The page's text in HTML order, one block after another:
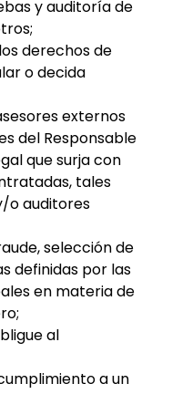
y auditoría de
derechos de
o decida
externos
del Responsable
que surja con
tales
o auditores
selección de
definidas por las
en materia de
al
a un